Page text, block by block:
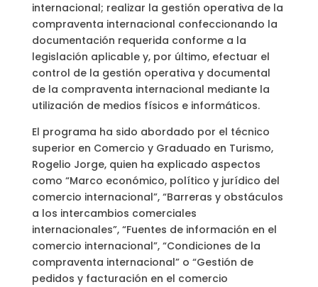
internacional; realizar la gestión operativa de la
compraventa internacional confeccionando la
documentación requerida conforme a la
legislación aplicable y, por último, efectuar el
control de la gestión operativa y documental
de la compraventa internacional mediante la
utilización de medios físicos e informáticos.
El programa ha sido abordado por el técnico
superior en Comercio y Graduado en Turismo,
Rogelio Jorge, quien ha explicado aspectos
como “Marco económico, político y jurídico del
comercio internacional”, “Barreras y obstáculos
a los intercambios comerciales
internacionales”, “Fuentes de información en el
comercio internacional”, “Condiciones de la
compraventa internacional” o “Gestión de
pedidos y facturación en el comercio